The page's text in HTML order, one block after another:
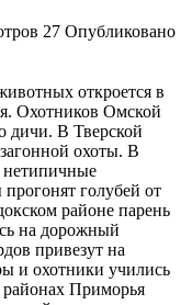
27 Опубликовано
откроется в
Охотников Омской
дичи. В Тверской
охоты. В
нетипичные
голубей от
районе парень
на дорожный
привезут на
и охотники учились
Приморья